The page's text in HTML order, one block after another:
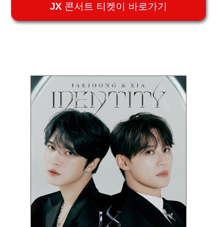
JX 콘서트 티켓이 바로가기